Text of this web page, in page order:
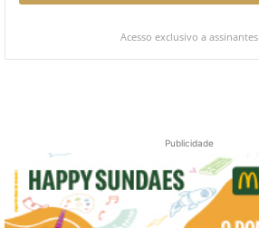
Acesso exclusivo a assinantes
Publicidade